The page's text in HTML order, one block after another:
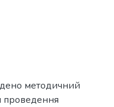
методичний
проведення